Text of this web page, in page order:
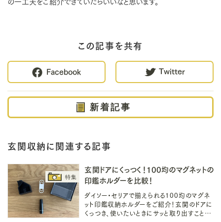
この記事を共有
Facebook Twitter
新着記事
玄関収納に関連する記事
玄関ドアにくっつく！100均のマグネットの
印鑑ホルダーを比較！
ダイソー・セリアで揃えられる100均のマグネ
ット印鑑収納ホルダーをご紹介！玄関のドアに
くっつき、使いたいときにサッと取り出すことが